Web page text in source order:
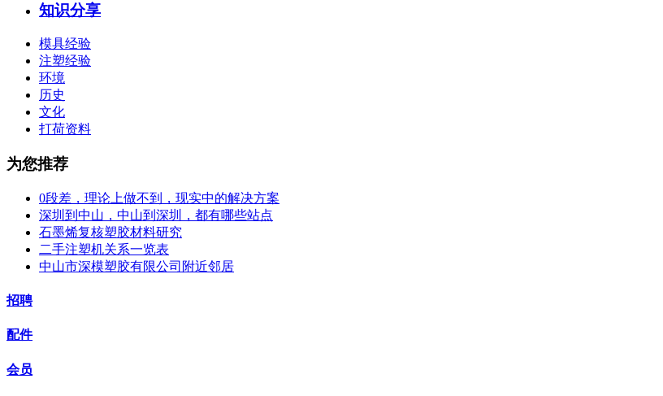
知识分享
模具经验
注塑经验
环境
历史
文化
打荷资料
为您推荐
0段差，理论上做不到，现实中的解决方案
深圳到中山，中山到深圳，都有哪些站点
石墨烯复核塑胶材料研究
二手注塑机关系一览表
中山市深模塑胶有限公司附近邻居
招聘
配件
会员